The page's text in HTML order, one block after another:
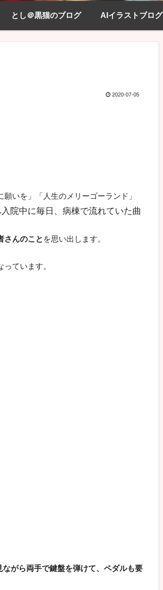
とし＠黒猫のブログ AIイラストブログ
2020-07-05
いを」「人生のメリーゴーランド」
院中に毎日、病棟で流れていた曲
さんのこと を思い出します。
ています。
がら両手で鍵盤を弾けて、ペダルも要